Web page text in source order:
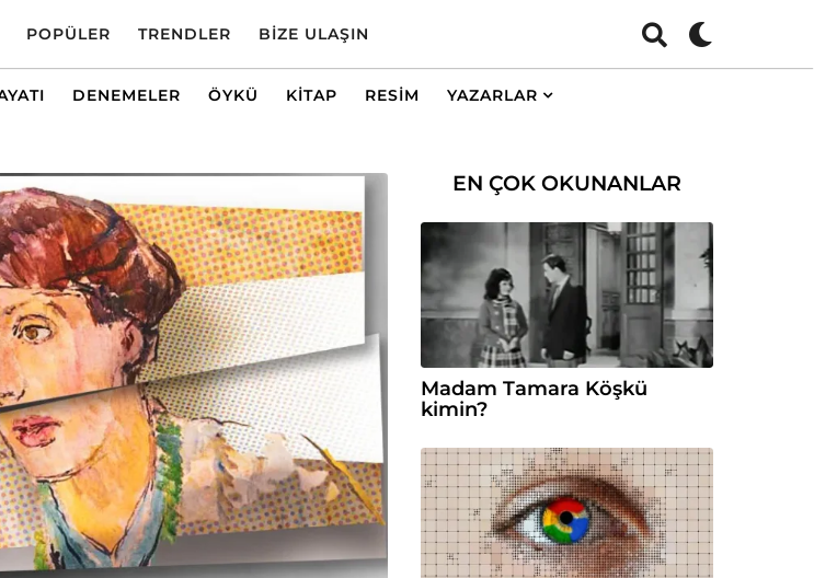
POPÜLER TRENDLER BIZE ULAŞIN
DENEMELER ÖYKÜ KITAP RESIM YAZARLAR
EN ÇOK OKUNANLAR
Madam Tamara Köşkü
kimin?